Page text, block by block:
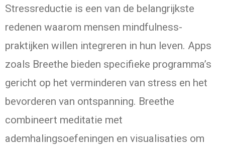
Stressreductie is een van de belangrijkste
redenen waarom mensen mindfulness-
praktijken willen integreren in hun leven. Apps
zoals Breethe bieden specifieke programma’s
gericht op het verminderen van stress en het
bevorderen van ontspanning. Breethe
combineert meditatie met
ademhalingsoefeningen en visualisaties om